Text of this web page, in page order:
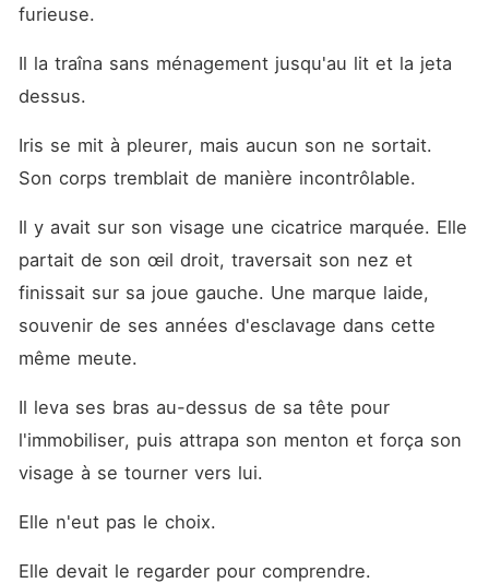
furieuse.
Il la traîna sans ménagement jusqu'au lit et la jeta
dessus.
Iris se mit à pleurer, mais aucun son ne sortait.
Son corps tremblait de manière incontrôlable.
Il y avait sur son visage une cicatrice marquée. Elle
partait de son œil droit, traversait son nez et
finissait sur sa joue gauche. Une marque laide,
souvenir de ses années d'esclavage dans cette
même meute.
Il leva ses bras au-dessus de sa tête pour
l'immobiliser, puis attrapa son menton et força son
visage à se tourner vers lui.
Elle n'eut pas le choix.
Elle devait le regarder pour comprendre.